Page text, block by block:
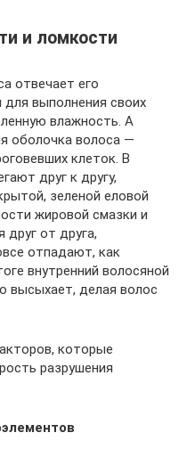
и ломкости
отвечает его
выполнения своих
влажность. А
оболочка волоса —
клеток. В
друг к другу,
зеленой еловой
жировой смазки и
друг от друга,
отпадают, как
внутренний волосяной
высыхает, делая волос
которые
разрушения